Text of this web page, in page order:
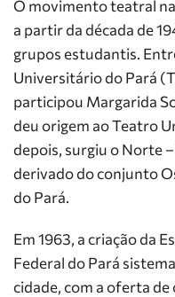
O movimento teatral
a partir da década de
grupos estudantis.
Universitário do Pará
participou Margarida
deu origem ao Teatro
depois, surgiu o Norte
derivado do conjunto
do Pará.
Em 1963, a criação da
Federal do Pará
cidade, com a oferta